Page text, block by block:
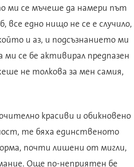
ми се мъчеше да намери път
едно нищо не се е случило,
и аз, и подсъзнанието ми
се бе активирал предпазен
не толкова за мен самия,
красиви и обикновено
те бяха единственото
почти лишени от мигли,
Още по-неприятен бе